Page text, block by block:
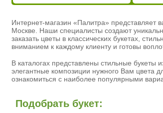
Интернет-магазин «Палитра» представляет
Москве. Наши специалисты создают
заказать цветы в классических букетах,
вниманием к каждому клиенту и готовы
В каталогах представлены стильные букеты
элегантные композиции нужного Вам цвета
ознакомиться с наиболее популярными
Подобрать букет: